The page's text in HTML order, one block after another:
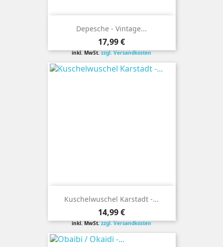
Depesche - Vintage...
Preis
17,99 €
inkl. MwSt.zzgl. Versandkosten
Kuschelwuschel Karstadt -...
Preis
14,99 €
inkl. MwSt.zzgl. Versandkosten